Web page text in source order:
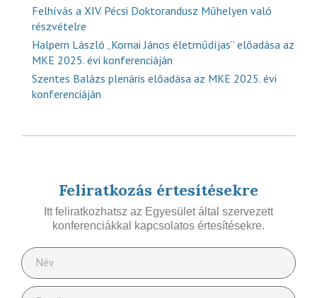
Felhívás a XIV. Pécsi Doktorandusz Műhelyen való
részvételre
Halpern László „Kornai János életműdíjas” előadása az
MKE 2025. évi konferenciáján
Szentes Balázs plenáris előadása az MKE 2025. évi
konferenciáján
Feliratkozás értesítésekre
Itt feliratkozhatsz az Egyesület által szervezett
konferenciákkal kapcsolatos értesítésekre.